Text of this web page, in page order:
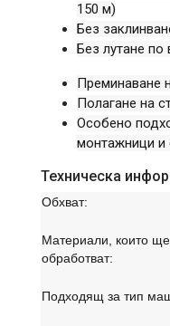
150 м)
Без
Без лутане по
Преминаване
Полагане на
Особено
монтажници и
Техническа
Обхват:
Материали, които
обработват:
Подходящ за тип